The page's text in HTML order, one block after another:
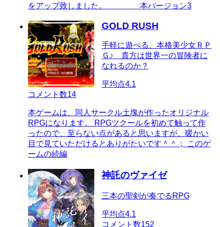
をアップ致しました。 本バージョン3
GOLD RUSH
手軽に遊べる、本格美少女ＲＰ
Ｇ♪ 貴方は世界一の冒険者に
なれるのか？
平均点4.1
コメント数14
本ゲームは、同人サークル土塊が作ったオリジナル
RPGになります。 RPGツクールを初めて触って作
ったので、至らない点があると思いますが、暖かい
目で見ていただけるとありがたいです＾＾； このゲ
ームの続編
神託のヴァイゼ
三本の聖剣が奏でるRPG
平均点4.1
コメント数152